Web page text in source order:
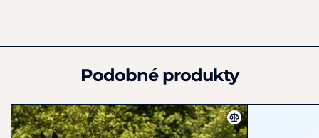
fleece podšívka pro příjemný komfort
lehké zateplení bez přehřívání
křížové zapínání pod břichem na T-přezky
elastické popruhy mezi zadními nohami
stabilní a bezpečné usazení
Podobné produkty